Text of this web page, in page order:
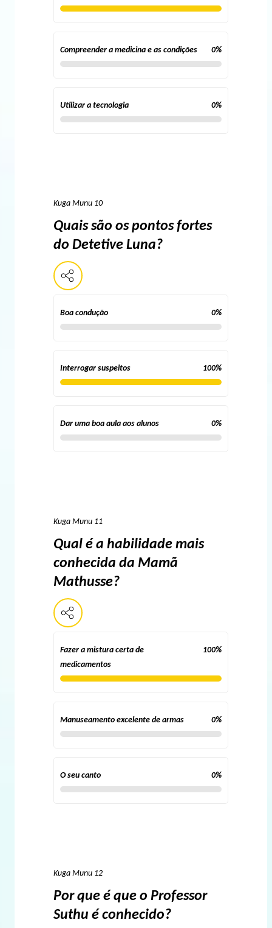
Compreender a medicina e as condições 0%
Utilizar a tecnologia 0%
Kuga Munu 10
Quais são os pontos fortes
do Detetive Luna?
Boa condução 0%
Interrogar suspeitos 100%
Dar uma boa aula aos alunos 0%
Kuga Munu 11
Qual é a habilidade mais
conhecida da Mamã
Mathusse?
Fazer a mistura certa de
medicamentos
100%
Manuseamento excelente de armas 0%
O seu canto 0%
Kuga Munu 12
Por que é que o Professor
Suthu é conhecido?